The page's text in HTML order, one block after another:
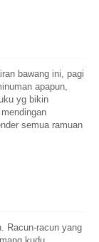
bawang ini, pagi
apapun,
yg bikin
semua ramuan
Racun-racun yang